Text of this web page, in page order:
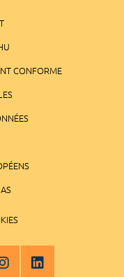
CONFORME